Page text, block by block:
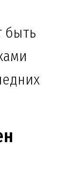
быть